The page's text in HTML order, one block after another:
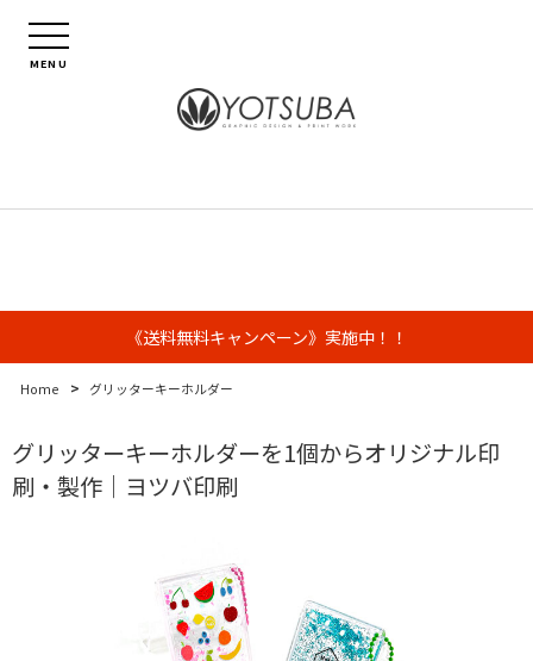
MENU
《送料無料キャンペーン》実施中！！
Home > グリッターキーホルダー
グリッターキーホルダーを1個からオリジナル印
刷・製作｜ヨツバ印刷